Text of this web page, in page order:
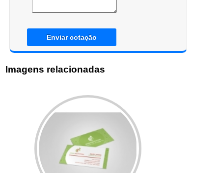
Enviar cotação
Imagens relacionadas